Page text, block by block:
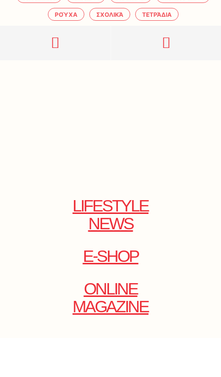
ΡΟΎΧΑ ΣΧΟΛΙΚΆ ΤΕΤΡΆΔΙΑ
LIFESTYLE
NEWS
E-SHOP
ONLINE
MAGAZINE